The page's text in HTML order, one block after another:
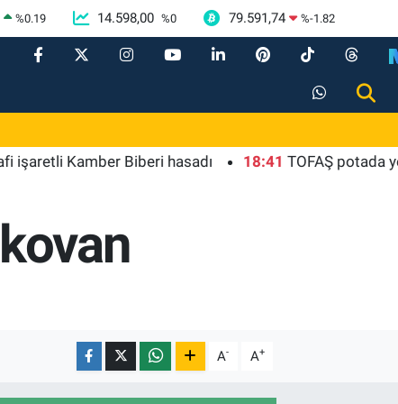
%0.19 14.598,00 %0 79.591,74 %-1.82
Kamber Biberi hasadı 18:41 TOFAŞ potada yeni
A- A+